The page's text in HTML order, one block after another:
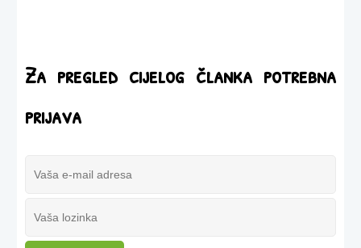
Za pregled cijelog članka potrebna
prijava